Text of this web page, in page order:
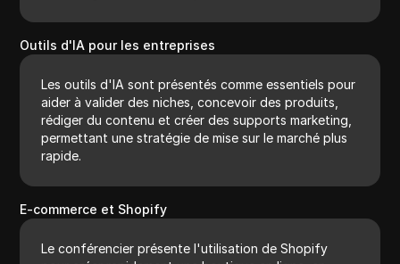
Outils d'IA pour les entreprises
Les outils d'IA sont présentés comme essentiels pour
aider à valider des niches, concevoir des produits,
rédiger du contenu et créer des supports marketing,
permettant une stratégie de mise sur le marché plus
rapide.
E-commerce et Shopify
Le conférencier présente l'utilisation de Shopify